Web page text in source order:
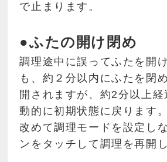
で止まります。
●ふたの開け閉め
調理途中に誤ってふたを開
も、約２分以内にふたを閉
開されますが、約2分以上経
動的に初期状態に戻ります。
改めて調理モードを設定し
ンをタッチして調理を再開